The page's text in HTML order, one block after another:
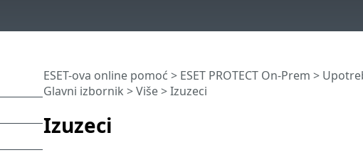
Izuzeci
ESET-ova online pomoć > ESET PROTECT On-Prem >
Glavni izbornik >Više> Izuzeci